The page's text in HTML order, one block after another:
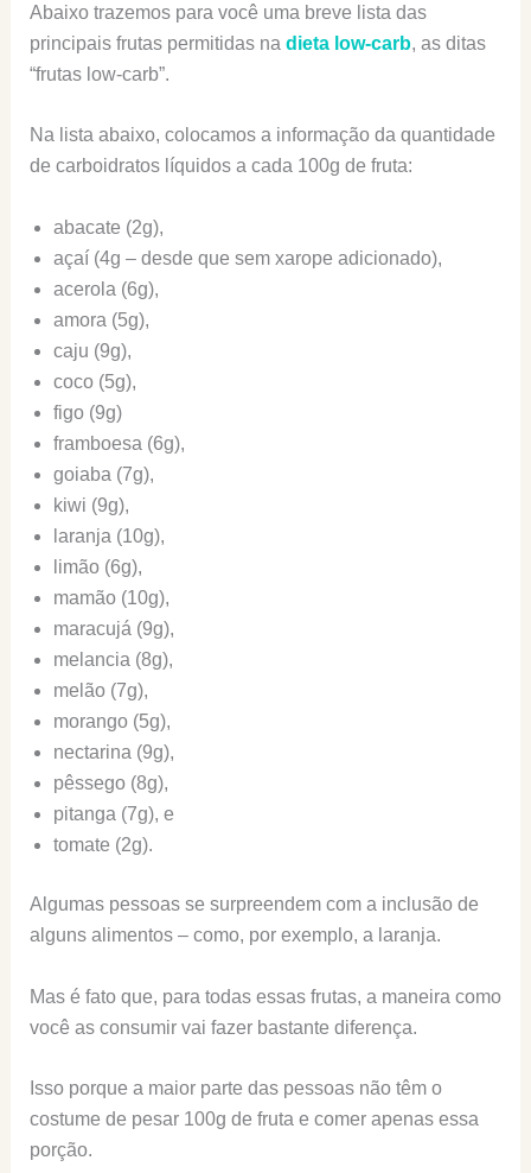
Abaixo trazemos para você uma breve lista das
principais frutas permitidas na dieta low-carb, as ditas
“frutas low-carb”.
Na lista abaixo, colocamos a informação da quantidade
de carboidratos líquidos a cada 100g de fruta:
abacate (2g),
açaí (4g – desde que sem xarope adicionado),
acerola (6g),
amora (5g),
caju (9g),
coco (5g),
figo (9g)
framboesa (6g),
goiaba (7g),
kiwi (9g),
laranja (10g),
limão (6g),
mamão (10g),
maracujá (9g),
melancia (8g),
melão (7g),
morango (5g),
nectarina (9g),
pêssego (8g),
pitanga (7g), e
tomate (2g).
Algumas pessoas se surpreendem com a inclusão de
alguns alimentos – como, por exemplo, a laranja.
Mas é fato que, para todas essas frutas, a maneira como
você as consumir vai fazer bastante diferença.
Isso porque a maior parte das pessoas não têm o
costume de pesar 100g de fruta e comer apenas essa
porção.